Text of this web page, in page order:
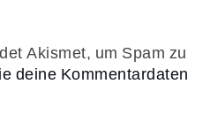
Akismet, um Spam zu
deine Kommentardaten